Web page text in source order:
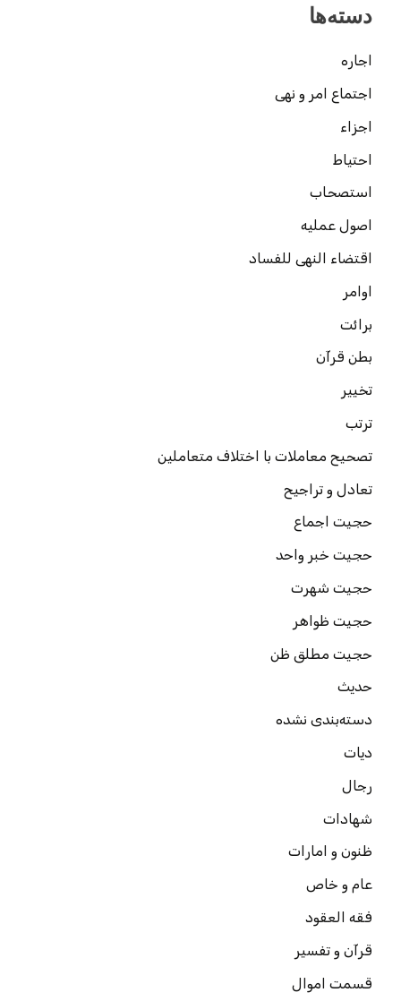
دسته‌ها
اجاره
اجتماع امر و نهی
اجزاء
احتیاط
استصحاب
اصول عملیه
اقتضاء النهی للفساد
اوامر
برائت
بطن قرآن
تخییر
ترتب
تصحیح معاملات با اختلاف متعاملین
تعادل و تراجیح
حجیت اجماع
حجیت خبر واحد
حجیت شهرت
حجیت ظواهر
حجیت مطلق ظن
حدیث
دسته‌بندی نشده
دیات
رجال
شهادات
ظنون و امارات
عام و خاص
فقه العقود
قرآن و تفسیر
قسمت اموال